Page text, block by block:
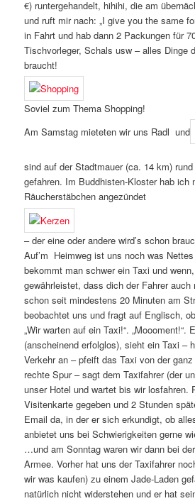
€) runtergehandelt, hihihi, die am
und ruft mir nach: „I give you the same
in Fahrt und hab dann 2 Packungen für
Tischvorleger, Schals usw – alles Dinge
braucht!
Soviel zum Thema Shopping!
Am Samstag mieteten wir uns Radl und
sind auf der Stadtmauer (ca. 14 km)
gefahren. Im Buddhisten-Kloster hab ich
Räucherstäbchen angezündet
– der eine oder andere wird’s schon
Auf’m Heimweg ist uns noch was
bekommt man schwer ein Taxi und
gewährleistet, dass dich der Fahrer
schon seit mindestens 20 Minuten am
beobachtet uns und fragt auf Englisch,
„Wir warten auf ein Taxi!“. „Moooment!“.
(anscheinend erfolglos), sieht ein Taxi –
Verkehr an – pfeift das Taxi von der
rechte Spur – sagt dem Taxifahrer (der
unser Hotel und wartet bis wir losfahren.
Visitenkarte gegeben und 2 Stunden
Email da, in der er sich erkundigt, ob
anbietet uns bei Schwierigkeiten gerne
…und am Sonntag waren wir dann bei
Armee. Vorher hat uns der Taxifahrer
wir was kaufen) zu einem Jade-Laden
natürlich nicht widerstehen und er hat